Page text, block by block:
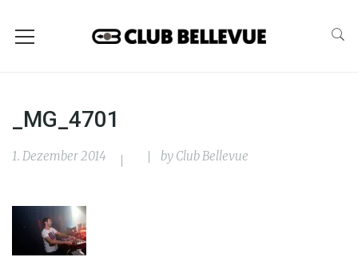
_MG_4701
1. Dezember 2014 by Club Bellevue